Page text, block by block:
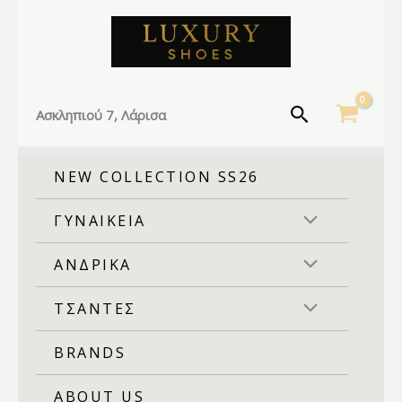
Ασκληπιού 7, Λάρισα Αναζήτηση
NEW COLLECTION SS26
ΓΥΝΑΙΚΕΙΑ
ΑΝΔΡΙΚΑ
ΤΣΑΝΤΕΣ
BRANDS
ABOUT US